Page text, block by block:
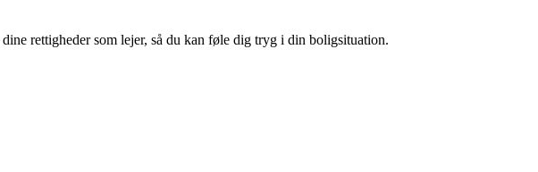
rettigheder som lejer, så du kan føle dig tryg i din boligsituation.